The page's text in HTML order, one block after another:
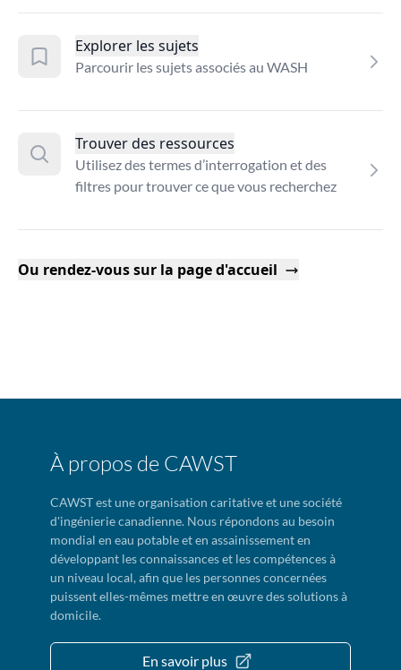
Explorer les sujets
Parcourir les sujets associés au WASH
Trouver des ressources
Utilisez des termes d’interrogation et des
filtres pour trouver ce que vous recherchez
Ou rendez-vous sur la page d'accueil
À propos de CAWST
CAWST est une organisation caritative et une société
d'ingénierie canadienne. Nous répondons au besoin
mondial en eau potable et en assainissement en
développant les connaissances et les compétences à
un niveau local, afin que les personnes concernées
puissent elles-mêmes mettre en œuvre des solutions à
domicile.
En savoir plus